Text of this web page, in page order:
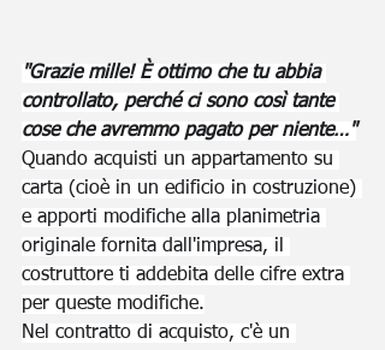
"Grazie mille! È ottimo che tu abbia
controllato, perché ci sono così tante
cose che avremmo pagato per niente…"
Quando acquisti un appartamento su
carta (cioè in un edificio in costruzione)
e apporti modifiche alla planimetria
originale fornita dall'impresa, il
costruttore ti addebita delle cifre extra
per queste modifiche.
Nel contratto di acquisto, c'è un